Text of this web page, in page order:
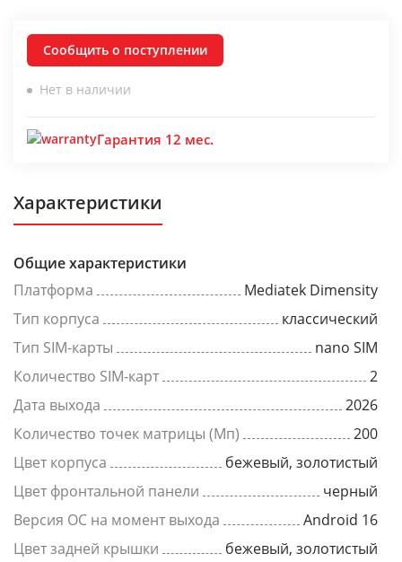
Сообщить о поступлении
Нет в наличии
Гарантия 12 мес.
Характеристики
Общие характеристики
Платформа
Mediatek Dimensity
Тип корпуса
классический
Тип SIM-карты
nano SIM
Количество SIM-карт
2
Дата выхода
2026
Количество точек матрицы (Мп)
200
Цвет корпуса
бежевый, золотистый
Цвет фронтальной панели
черный
Версия ОС на момент выхода
Android 16
Цвет задней крышки
бежевый, золотистый